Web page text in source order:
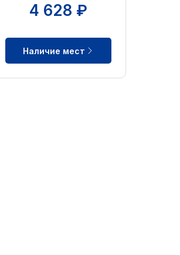
4 628 ₽
Наличие мест